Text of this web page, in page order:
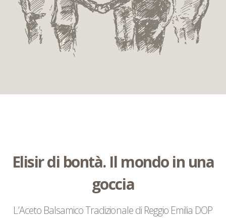
Elisir di bontà. Il mondo in una
goccia
L’Aceto Balsamico Tradizionale di Reggio Emilia DOP